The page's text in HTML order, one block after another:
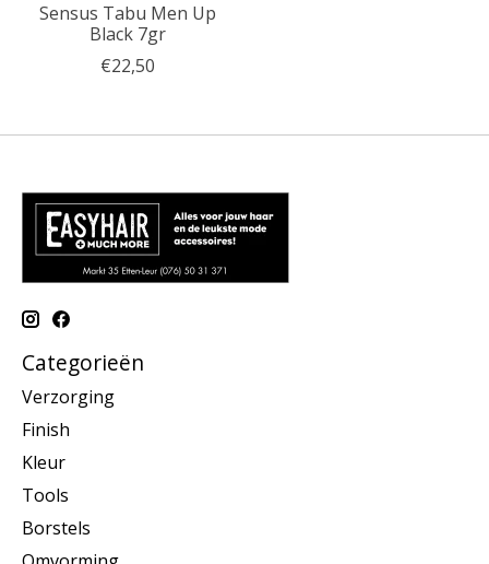
Sensus Tabu Men Up
Black 7gr
€22,50
Categorieën
Verzorging
Finish
Kleur
Tools
Borstels